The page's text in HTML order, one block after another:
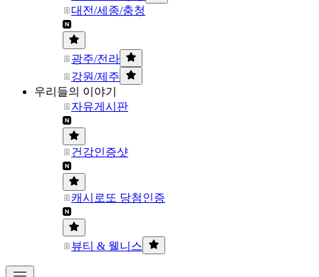
대전/세종/충청
광주/전라
강원/제주
우리들의 이야기
자유게시판
건강인증샷
캐시로또 당첨인증
뷰티 & 웰니스